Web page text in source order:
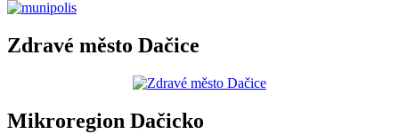
Zdravé město Dačice
Mikroregion Dačicko